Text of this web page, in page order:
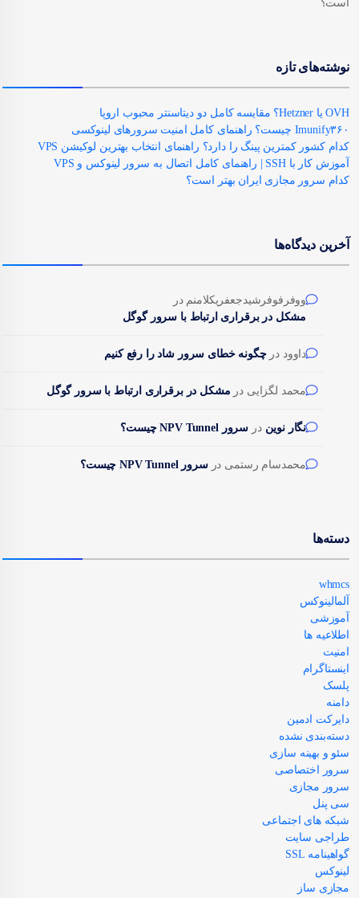
نوشته‌های تازه
OVH یا Hetzner؟ مقایسه کامل دو دیتاسنتر محبوب اروپا
Imunify۳۶۰ چیست؟ راهنمای کامل امنیت سرورهای لینوکسی
کدام کشور کمترین پینگ را دارد؟ راهنمای انتخاب بهترین لوکیشن VPS
آموزش کار با SSH | راهنمای کامل اتصال به سرور لینوکس و VPS
کدام سرور مجازی ایران بهتر است؟
آخرین دیدگاه‌ها
ووفرفوفرشیدجعفریکلامنم در
مشکل در برقراری ارتباط با سرور گوگل
داوود درچگونه خطای سرور شاد را رفع کنیم
محمد لگزایی در مشکل در برقراری ارتباط با سرور گوگل
نگار نوین در سرور NPV Tunnel چیست؟
محمدسام رستمی درسرور NPV Tunnel چیست؟
دسته‌ها
whmcs
آلمالینوکس
آموزشی
اطلاعیه ها
امنیت
اینستاگرام
پلسک
دامنه
دایرکت ادمین
دسته‌بندی نشده
سئو و بهینه سازی
سرور اختصاصی
سرور مجازی
سی پنل
شبکه های اجتماعی
طراجی سایت
گواهینامه SSL
لینوکس
مجازی ساز